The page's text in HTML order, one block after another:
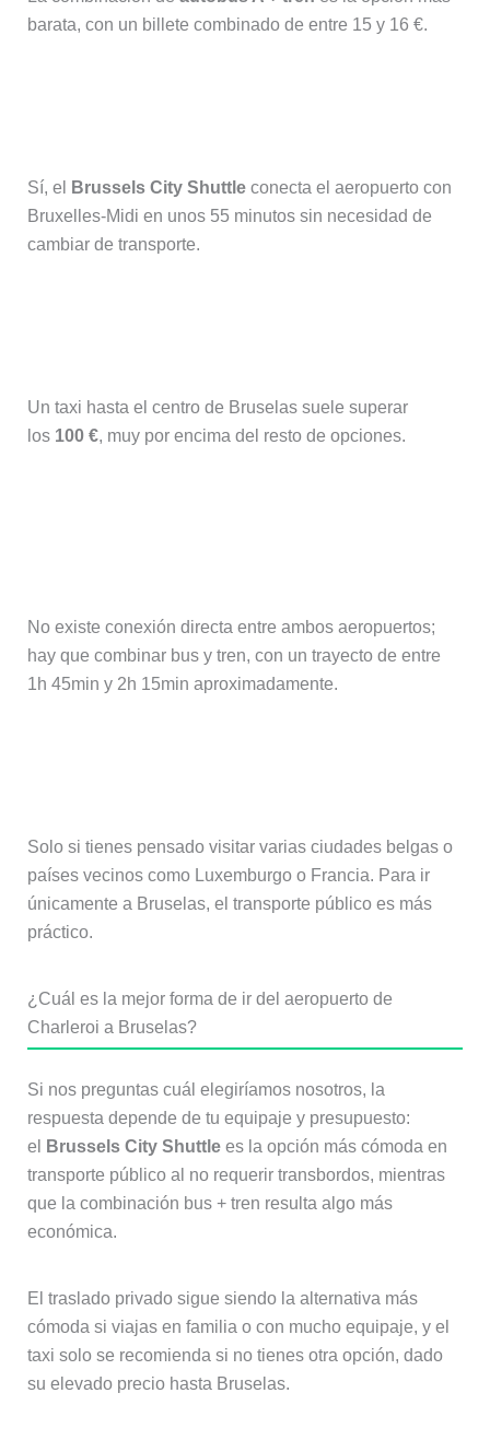
barata, con un billete combinado de entre 15 y 16 €.
Sí, el Brussels City Shuttleconecta el aeropuerto con
Bruxelles-Midi en unos 55 minutos sin necesidad de
cambiar de transporte.
Un taxi hasta el centro de Bruselas suele superar
los 100 €, muy por encima del resto de opciones.
No existe conexión directa entre ambos aeropuertos;
hay que combinar bus y tren, con un trayecto de entre
1h 45min y 2h 15min aproximadamente.
Solo si tienes pensado visitar varias ciudades belgas o
países vecinos como Luxemburgo o Francia. Para ir
únicamente a Bruselas, el transporte público es más
práctico.
¿Cuál es la mejor forma de ir del aeropuerto de
Charleroi a Bruselas?
Si nos preguntas cuál elegiríamos nosotros, la
respuesta depende de tu equipaje y presupuesto:
el
Brussels City Shuttlees la opción más cómoda en
transporte público al no requerir transbordos, mientras
que la combinación bus + tren resulta algo más
económica.
El traslado privado sigue siendo la alternativa más
cómoda si viajas en familia o con mucho equipaje, y el
taxi solo se recomienda si no tienes otra opción, dado
su elevado precio hasta Bruselas.